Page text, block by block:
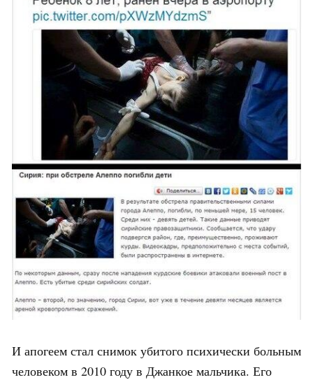
И апогеем стал снимок убитого психически больным
человеком в 2010 году в Джанкое мальчика. Его